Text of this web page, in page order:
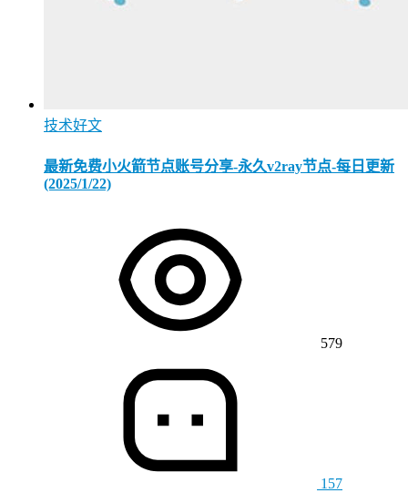
技术好文
最新免费小火箭节点账号分享-永久v2ray节点-每日更新
(2025/1/22)
579
157